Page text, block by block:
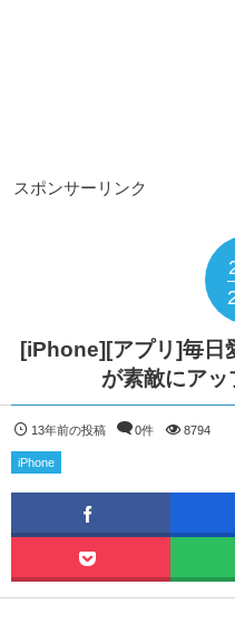
スポンサーリンク
[iPhone][アプリ]毎日
が素敵にア
13年前の投稿 0件 8794
iPhone